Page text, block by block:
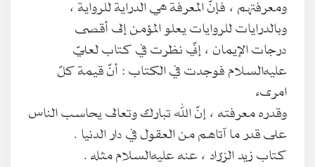
ومعرفتهم ، فإنّ المعرفة هي الدراية للرواية ،
وبالدرايات للروايات يعلو المؤمن إلى أقصى
درجات الإيمان ، إنّي نظرت في كتاب لعليّ
عليه‌السلام فوجدت في الكتاب : أنّ قيمة كلّ
امرىء
وقدره معرفته ، إنّ الله تبارك وتعالى يحاسب الناس
على قدر ما آتاهم من العقول في دار الدنيا .
كتاب زيد الزرّاد ، عنه عليه‌السلام مثله .